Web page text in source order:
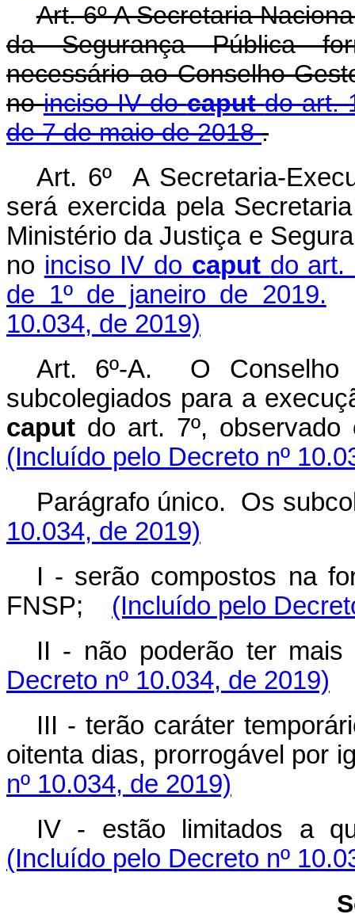
Art. 6º A Secretaria
da Segurança Pública
necessário ao Conselho
noinciso IV docaputdo art.
de 7 de maio de 2018.
Art. 6º A Secretaria-
será exercida pela
Ministério da Justiça e
no inciso IV do caput do art.
de 1º de janeiro de 2019.
10.034, de 2019)
Art. 6º-A. O Conselho
subcolegiados para a
caput do art. 7º,
(Incluído pelo Decreto nº
Parágrafo único. Os
10.034, de 2019)
I - serão compostos na
FNSP; (Incluído pelo
II - não poderão ter
Decreto nº 10.034, de 2019)
III - terão caráter
oitenta dias, prorrogável por
nº 10.034, de 2019)
IV - estão limitados a
(Incluído pelo Decreto nº